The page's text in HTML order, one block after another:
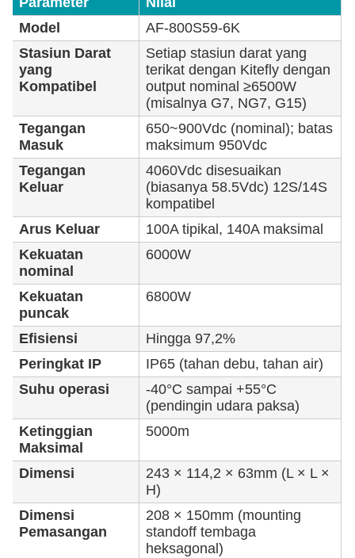
Model
AF-800S59-6K
Stasiun Darat
yang
Kompatibel
Setiap stasiun darat yang
terikat dengan Kitefly dengan
output nominal ≥6500W
(misalnya G7, NG7, G15)
Tegangan
Masuk
650~900Vdc (nominal); batas
maksimum 950Vdc
Tegangan
Keluar
4060Vdc disesuaikan
(biasanya 58.5Vdc) 12S/14S
kompatibel
Arus Keluar
100A tipikal, 140A maksimal
Kekuatan
nominal
6000W
Kekuatan
puncak
6800W
Efisiensi
Hingga 97,2%
Peringkat IP
IP65 (tahan debu, tahan air)
Suhu operasi
-40°C sampai +55°C
(pendingin udara paksa)
Ketinggian
Maksimal
5000m
Dimensi
243 × 114,2 × 63mm (L × L ×
H)
Dimensi
Pemasangan
208 × 150mm (mounting
standoff tembaga
heksagonal)